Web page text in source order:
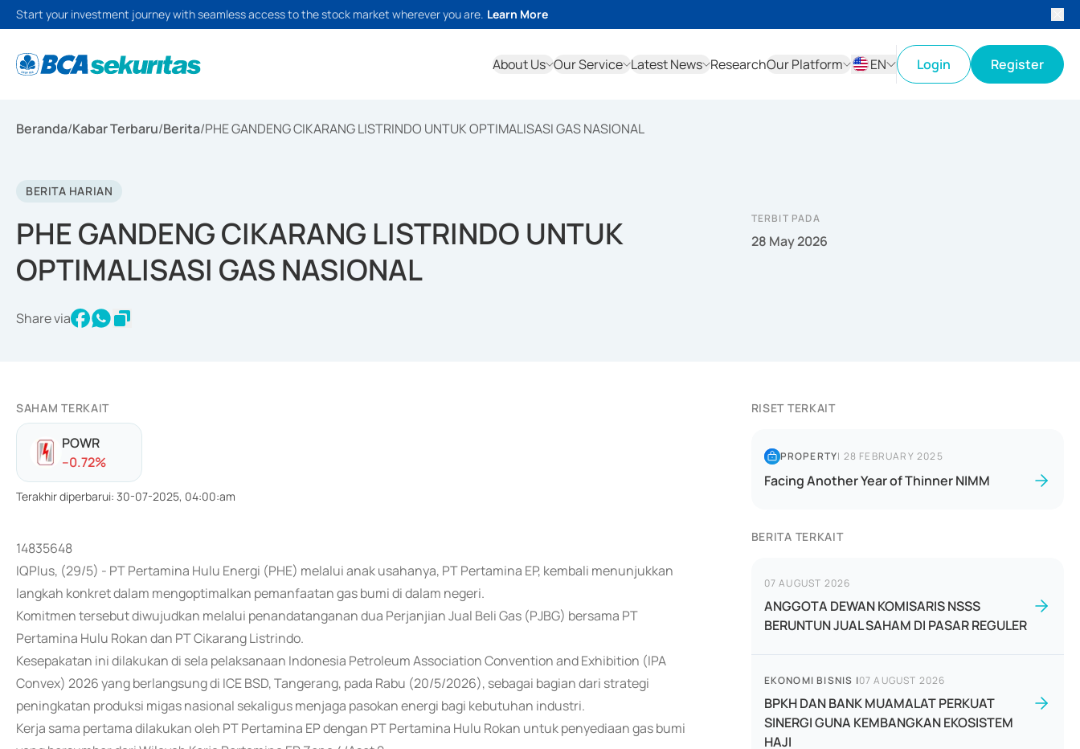
Start your investment journey with seamless access to the stock market wherever you are. Learn More
About Us Our Service Latest News ResearchOur Platform
EN
Login Register
Beranda/Kabar Terbaru/Berita/PHE GANDENG CIKARANG LISTRINDO UNTUK OPTIMALISASI GAS NASIONAL
BERITA HARIAN
PHE GANDENG CIKARANG LISTRINDO UNTUK
OPTIMALISASI GAS NASIONAL
Share via
TERBIT PADA
28 May 2026
SAHAM TERKAIT
POWR
--0.72%
Terakhir diperbarui: 30-07-2025, 04:00:am
14835648
IQPlus, (29/5) - PT Pertamina Hulu Energi (PHE) melalui anak usahanya, PT Pertamina EP, kembali menunjukkan
langkah konkret dalam mengoptimalkan pemanfaatan gas bumi di dalam negeri.
Komitmen tersebut diwujudkan melalui penandatanganan dua Perjanjian Jual Beli Gas (PJBG) bersama PT
Pertamina Hulu Rokan dan PT Cikarang Listrindo.
Kesepakatan ini dilakukan di sela pelaksanaan Indonesia Petroleum Association Convention and Exhibition (IPA
Convex) 2026 yang berlangsung di ICE BSD, Tangerang, pada Rabu (20/5/2026), sebagai bagian dari strategi
peningkatan produksi migas nasional sekaligus menjaga pasokan energi bagi kebutuhan industri.
Kerja sama pertama dilakukan oleh PT Pertamina EP dengan PT Pertamina Hulu Rokan untuk penyediaan gas bumi
RISET TERKAIT
PROPERTY| 28 FEBRUARY 2025
Facing Another Year of Thinner NIMM
BERITA TERKAIT
07 AUGUST 2026
ANGGOTA DEWAN KOMISARIS NSSS
BERUNTUN JUAL SAHAM DI PASAR REGULER
EKONOMI BISNIS |07 AUGUST 2026
BPKH DAN BANK MUAMALAT PERKUAT
SINERGI GUNA KEMBANGKAN EKOSISTEM
HAJI